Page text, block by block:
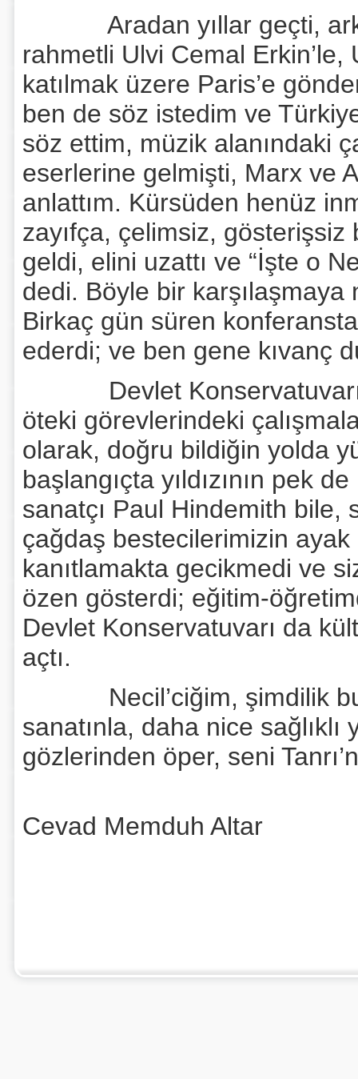
Aradan yıllar geçti,
rahmetli Ulvi Cemal Erkin’le,
katılmak üzere Paris’e
ben de söz istedim ve
söz ettim, müzik alanındaki
eserlerine gelmişti, Marx ve
anlattım. Kürsüden henüz
zayıfça, çelimsiz, gösterişsiz
geldi, elini uzattı ve “İşte o
dedi. Böyle bir
Birkaç gün süren
ederdi; ve ben gene kıvanç
Devlet
öteki görevlerindeki
olarak, doğru bildiğin yolda
başlangıçta yıldızının pek
sanatçı Paul Hindemith
çağdaş bestecilerimizin ayak
kanıtlamakta gecikmedi ve
özen gösterdi; eğitim-
Devlet Konservatuvarı da
açtı.
Necil’ciğim, şimdilik bu
sanatınla, daha nice
gözlerinden öper, seni
Cevad Memduh Altar